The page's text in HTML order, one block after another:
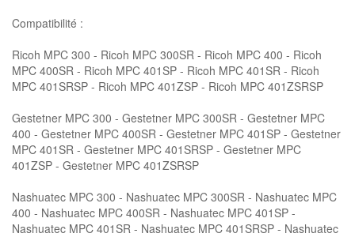
Compatibilité :
Ricoh MPC 300 - Ricoh MPC 300SR - Ricoh MPC 400 - Ricoh
MPC 400SR - Ricoh MPC 401SP - Ricoh MPC 401SR - Ricoh
MPC 401SRSP - Ricoh MPC 401ZSP - Ricoh MPC 401ZSRSP
Gestetner MPC 300 - Gestetner MPC 300SR - Gestetner MPC
400 - Gestetner MPC 400SR - Gestetner MPC 401SP - Gestetner
MPC 401SR - Gestetner MPC 401SRSP - Gestetner MPC
401ZSP - Gestetner MPC 401ZSRSP
Nashuatec MPC 300 - Nashuatec MPC 300SR - Nashuatec MPC
400 - Nashuatec MPC 400SR - Nashuatec MPC 401SP -
Nashuatec MPC 401SR - Nashuatec MPC 401SRSP - Nashuatec